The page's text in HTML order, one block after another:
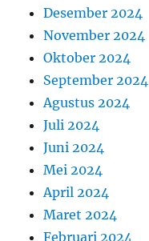
Desember 2024
November 2024
Oktober 2024
September 2024
Agustus 2024
Juli 2024
Juni 2024
Mei 2024
April 2024
Maret 2024
Februari 2024